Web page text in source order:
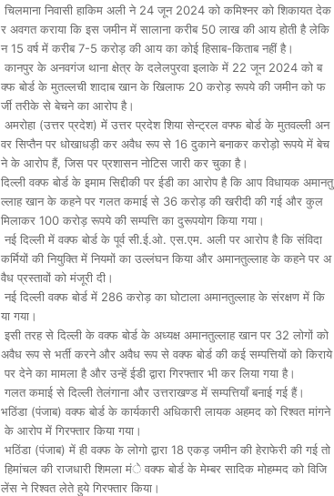
चिलमाना निवासी हाकिम अली ने 24 जून 2024 को कमिश्नर को शिकायत देक
र अवगत कराया कि इस जमीन में सालाना करीब 50 लाख की आय होती है लेकि
न 15 वर्ष में करीब 7-5 करोड़ की आय का कोई हिसाब-किताब नहीं है।
कानपुर के अनवगंज थाना क्षेत्र के दलेलपुरवा इलाके में 22 जून 2024 को ब
क्फ बोर्ड के मुतल्लची शादाब खान के खिलाफ 20 करोड़ रूपये की जमीन को फ
र्जी तरीके से बेचने का आरोप है।
अमरोहा (उत्तर प्रदेश) में उत्तर प्रदेश शिया सेन्ट्रल वफ्फ बोर्ड के मुतवल्ली अन
वर सिप्तैन पर धोखाधड़ी कर अवैध रूप से 16 दुकाने बनाकर करोड़ो रूपये में बेच
ने के आरोप हैं, जिस पर प्रशासन नोटिस जारी कर चुका है।
दिल्ली वक्फ बोर्ड के इमाम सिद्दीकी पर ईडी का आरोप है कि आप विधायक अमानतु
ल्लाह खान के कहने पर गलत कमाई से 36 करोड़ की खरीदी की गई और कुल
मिलाकर 100 करोड़ रूपये की सम्पत्ति का दुरूपयोग किया गया।
नई दिल्ली में वक्फ बोर्ड के पूर्व सी.ई.ओ. एस.एम. अली पर आरोप है कि संविदा
कर्मियों की नियुक्ति में नियमों का उल्लंघन किया और अमानतुल्लाह के कहने पर अ
वैध प्रस्तावों को मंजूरी दी।
नई दिल्ली वक्फ बोर्ड में 286 करोड़ का घोटाला अमानतुल्लाह के संरक्षण में कि
या गया।
इसी तरह से दिल्ली के वक्फ बोर्ड के अध्यक्ष अमानतुल्लाह खान पर 32 लोगों को
अवैध रूप से भर्ती करने और अवैध रूप से वक्फ बोर्ड की कई सम्पत्तियों को किराये
पर देने का मामला है और उन्हें ईडी द्वारा गिरफ्तार भी कर लिया गया है।
गलत कमाई से दिल्ली तेलंगाना और उत्तराखण्ड में सम्पत्तियाँ बनाई गई हैं।
भठिंडा (पंजाब) वक्फ बोर्ड के कार्यकारी अधिकारी लायक अहमद को रिश्वत मांगने
के आरोप में गिरफ्तार किया गया।
भठिंडा (पंजाब) में ही वक्फ के लोगो द्वारा 18 एकड़ जमीन की हेराफेरी की गई तो
हिमांचल की राजधारी शिमला मंे वक्फ बोर्ड के मेम्बर सादिक मोहम्मद को विजि
लेंस ने रिश्वत लेते हुये गिरफ्तार किया।